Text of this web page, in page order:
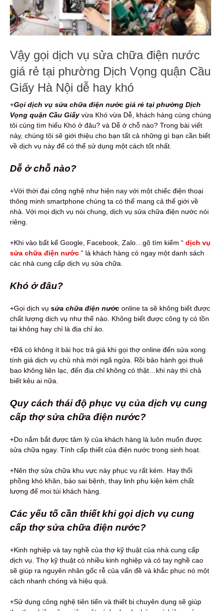
Vậy gọi dịch vụ sửa chữa điện nước
giá rẻ tại phường Dịch Vọng quận Cầu
Giấy Hà Nội dễ hay khó
+Gọi dịch vụ sửa chữa điện nước giá rẻ tại phường Dịch
Vọng quận Cầu Giấyvừa Khó vừa Dễ, khách hàng cùng chúng
tôi cùng tìm hiểu Khó ở đâu? và Dễ ở chỗ nào? Trong bài viết
này, chúng tôi sẽ giới thiệu cho bạn tất cả những gì bạn cần biết
về dịch vụ này để có thể sử dụng một cách tốt nhất.
Dễ ở chỗ nào?
+Với thời đại công nghệ như hiện nay với một chiếc điện thoại
thông minh smartphone chúng ta có thể mang cả thế giới về
nhà. Với mọi dịch vụ nói chung, dịch vụ sửa chữa điện nước nói
riêng.
+Khi vào bất kể Google, Facebook, Zalo…gõ tìm kiếm “ dịch vụ
sửa chữa điện nước ” là khách hàng có ngay một danh sách
các nhà cung cấp dịch vụ sửa chữa.
Khó ở đâu?
+Gọi dịch vụ sửa chữa điện nước online ta sẽ không biết được
chất lượng dịch vụ như thế nào. Không biết được công ty có tồn
tại không hay chỉ là địa chỉ ảo.
+Đã có không ít bài học trả giá khi gọi thợ online đến sửa xong
tính giá dịch vụ chủ nhà mới ngã ngửa. Rồi bảo hành gọi thuê
bao không liên lạc, đến địa chỉ không có thật…khi này thì chả
biết kêu ai nữa.
Quy cách thái độ phục vụ của dịch vụ cung
cấp thợ sửa chữa điện nước?
+Do nắm bắt được tâm lý của khách hàng là luôn muốn được
sửa chữa ngay. Tính cấp thiết của điện nước trong sinh hoạt.
+Nên thợ sửa chữa khu vực này phục vụ rất kém. Hay thổi
phồng khó khăn, báo sai bệnh, thay linh phụ kiện kém chất
lượng để moi túi khách hàng.
Các yếu tố cần thiết khi gọi dịch vụ cung
cấp thợ sửa chữa điện nước?
+Kinh nghiệp và tay nghề của thợ kỹ thuật của nhà cung cấp
dịch vụ. Thợ kỹ thuật có nhiều kinh nghiệp và có tay nghề cao
sẽ giúp ra nguyên nhân gốc rễ của vấn đề và khắc phục nó một
cách nhanh chóng và hiệu quả.
+Sử dụng công nghệ tiên tiến và thiết bị chuyên dụng sẽ giúp